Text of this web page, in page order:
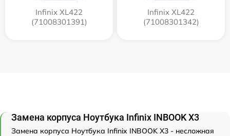
Infinix XL422
(71008301391)
Infinix XL422
(71008301342)
Замена корпуса Ноутбука Infinix INBOOK X3
Замена корпуса Ноутбука Infinix INBOOK X3 - несложная